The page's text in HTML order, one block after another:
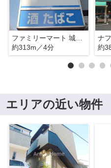
ファミリーマート 城西病院前店
約313m／4分
ナ
約
エリアの近い物件